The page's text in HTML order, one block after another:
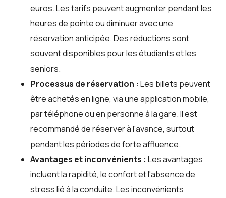
euros. Les tarifs peuvent augmenter pendant les
heures de pointe ou diminuer avec une
réservation anticipée. Des réductions sont
souvent disponibles pour les étudiants et les
seniors.
Processus de réservation : Les billets peuvent
être achetés en ligne, via une application mobile,
par téléphone ou en personne à la gare. Il est
recommandé de réserver à l'avance, surtout
pendant les périodes de forte affluence.
Avantages et inconvénients : Les avantages
incluent la rapidité, le confort et l'absence de
stress lié à la conduite. Les inconvénients